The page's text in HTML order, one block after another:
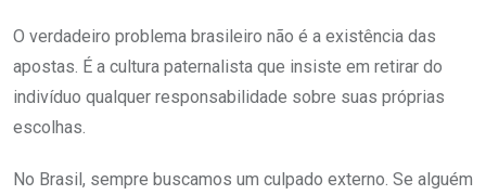
O verdadeiro problema brasileiro não é a existência das
apostas. É a cultura paternalista que insiste em retirar do
indivíduo qualquer responsabilidade sobre suas próprias
escolhas.
No Brasil, sempre buscamos um culpado externo. Se alguém